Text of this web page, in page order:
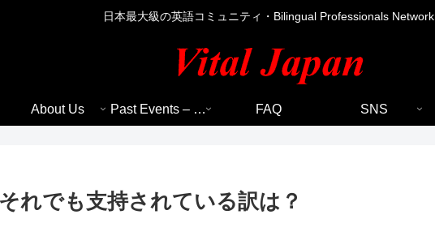
日本最大級の英語コミュニティ・Bilingual Professionals Network
About Us Past Events – 過去のイベント FAQ SNS
れでも支持されている訳は？